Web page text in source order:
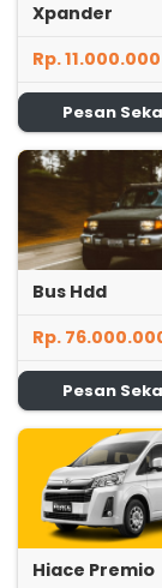
Xpander
Rp. 11.000.000
Pesan
Bus Hdd
Rp.
Pesan
Hiace Premio